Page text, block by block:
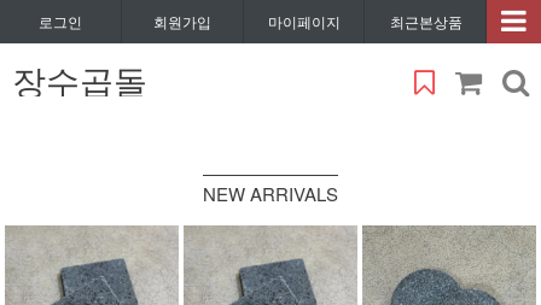
로그인 회원가입 마이페이지 최근본상품
장수곱돌
NEW ARRIVALS